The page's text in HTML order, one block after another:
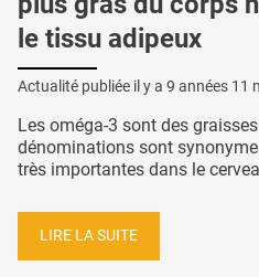
le tissu adipeux
Actualité publiée il y a 9 années 11
Les oméga-3 sont des
dénominations sont
très importantes dans le
LIRE LA SUITE